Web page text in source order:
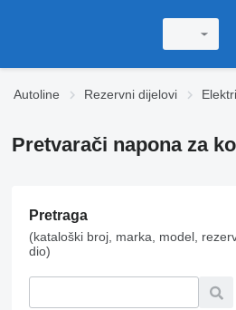
Autoline Rezervni dijelovi
Pretvarači napona za
Pretraga
(kataloški broj, marka, model,
dio)